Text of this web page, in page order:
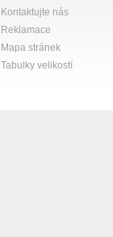
Kontaktujte nás
Reklamace
Mapa stránek
Tabulky velikostí